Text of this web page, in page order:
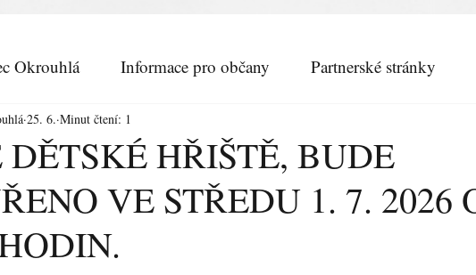
Okrouhlá Informace pro občany Partnerské stránky
DĚTSKÉ HŘIŠTĚ, BUDE
VE STŘEDU 1. 7. 2026
25. 6. Minut čtení: 1